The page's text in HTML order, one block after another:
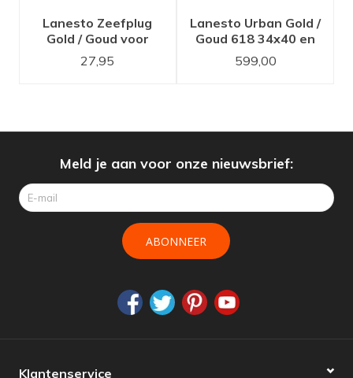
Lanesto Zeefplug
Gold / Goud voor
Lanesto Urban
spoelbakken serie
27,95
Lanesto Urban Gold /
Goud 618 34x40 en
18x40 spoelbak
599,00
Meld je aan voor onze nieuwsbrief:
ABONNEER
Klantenservice